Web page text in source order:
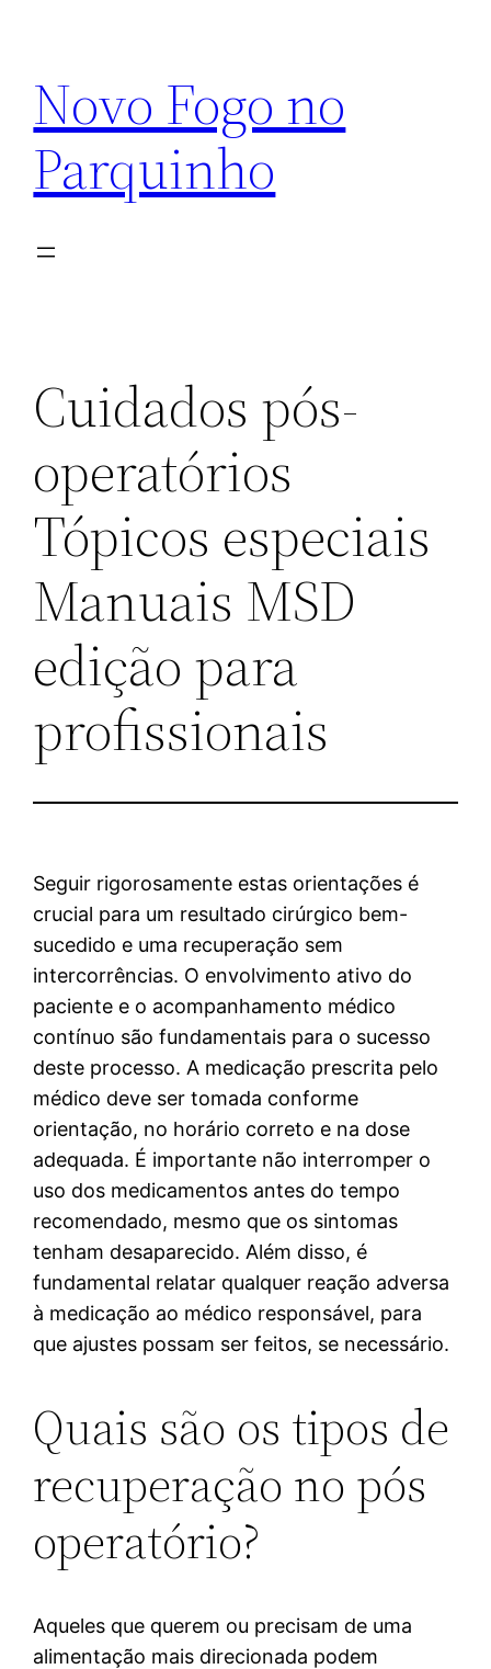
conteúdo
Novo Fogo no
Parquinho
Cuidados pós-
operatórios
Tópicos especiais
Manuais MSD
edição para
profissionais
Seguir rigorosamente estas orientações é
crucial para um resultado cirúrgico bem-
sucedido e uma recuperação sem
intercorrências. O envolvimento ativo do
paciente e o acompanhamento médico
contínuo são fundamentais para o sucesso
deste processo. A medicação prescrita pelo
médico deve ser tomada conforme
orientação, no horário correto e na dose
adequada. É importante não interromper o
uso dos medicamentos antes do tempo
recomendado, mesmo que os sintomas
tenham desaparecido. Além disso, é
fundamental relatar qualquer reação adversa
à medicação ao médico responsável, para
que ajustes possam ser feitos, se necessário.
Quais são os tipos de
recuperação no pós
operatório?
Aqueles que querem ou precisam de uma
alimentação mais direcionada podem